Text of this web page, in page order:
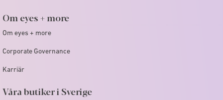
Om eyes + more
Om eyes + more
Corporate Governance
Karriär
Våra butiker i Sverige